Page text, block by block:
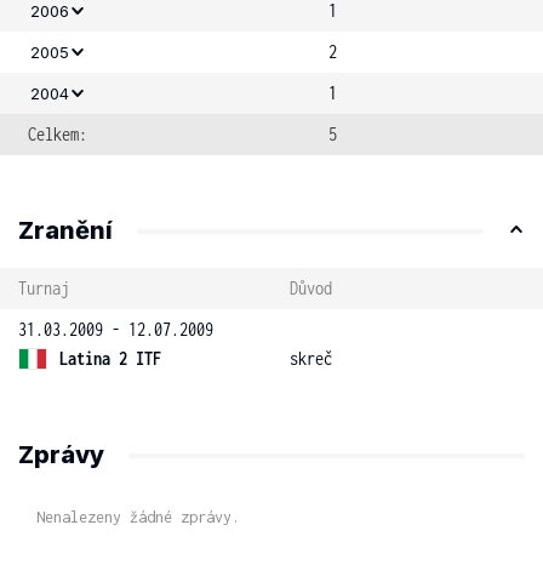
2006 1
2005 2
2004
1
Celkem:
5
Zranění
Turnaj
Důvod
31.03.2009 - 12.07.2009
Latina 2 ITF
skreč
Zprávy
Nenalezeny žádné zprávy.